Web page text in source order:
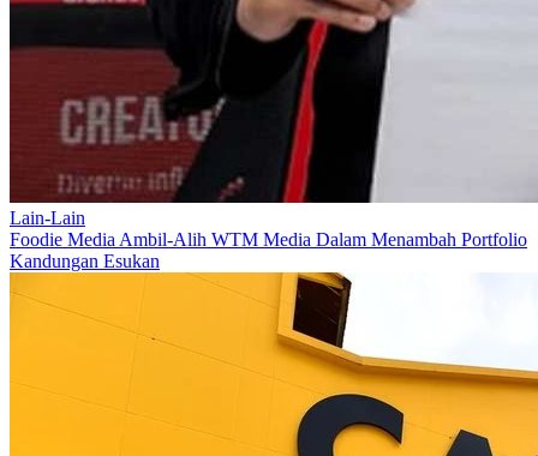
Lain-Lain
Foodie Media Ambil-Alih WTM Media Dalam Menambah Portfolio
Kandungan Esukan